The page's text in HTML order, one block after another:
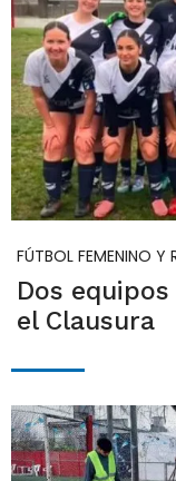
FÚTBOL FEMENINO Y
Dos
el Clausura